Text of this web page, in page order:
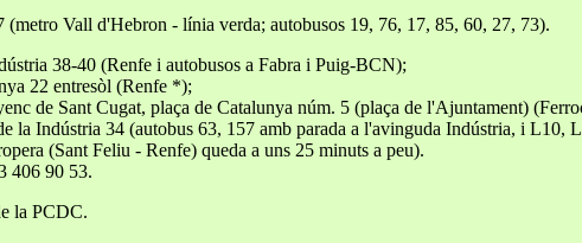
Vall d'Hebron - línia verda; autobusos 19, 76, 17, 85, 60, 27, 73).
38-40 (Renfe i autobusos a Fabra i Puig-BCN);
22 entresòl (Renfe *);
de Sant Cugat, plaça de Catalunya núm. 5 (plaça de l'Ajuntament)
la Indústria 34 (autobus 63, 157 amb parada a l'avinguda Indústria, i
(Sant Feliu - Renfe) queda a uns 25 minuts a peu).
406 90 53.
la PCDC.